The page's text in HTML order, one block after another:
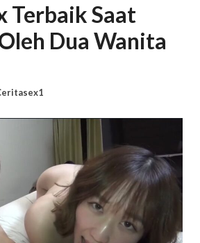
Terbaik Saat
Dua Wanita